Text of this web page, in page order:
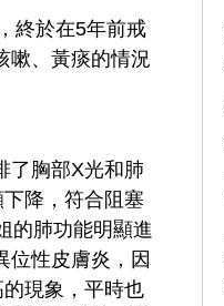
終於在5年前戒
嗽、黃痰的情況
了胸部X光和肺
降，符合阻塞
的肺功能明顯進
位性皮膚炎，因
現象，平時也